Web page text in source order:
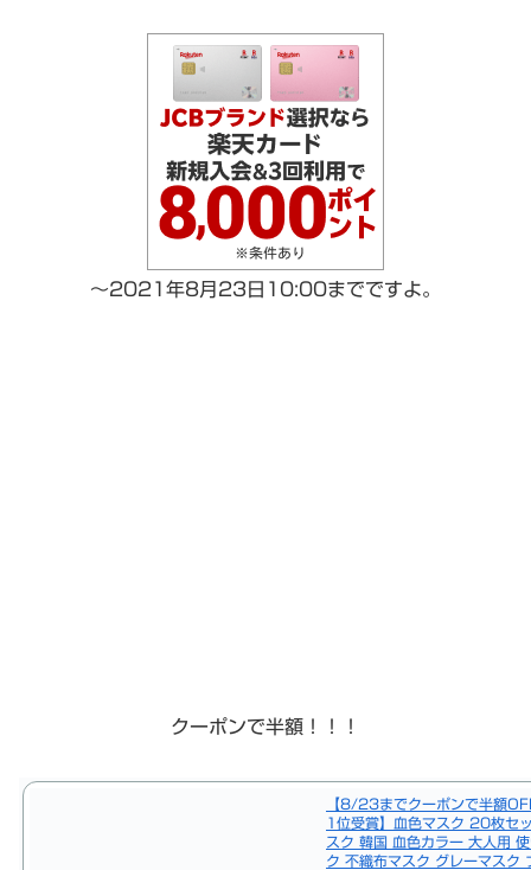
～2021年8月23日10:00までですよ。
クーポンで半額！！！
【8/23までクーポンで半額
1位受賞】血色マスク 20枚セ
スク 韓国 血色カラー 大人用
ク 不織布マスク グレーマスク